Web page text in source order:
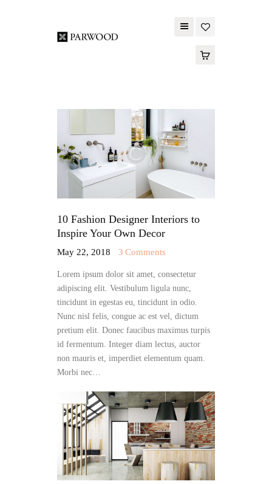
PARWOOD
WOOD FLOORING
SPC FLOORING
ACOUSTIC PANELS
OUTDOOR DECKING
PRODUCT
TOOLS AND
ACCESSORIES
10 Fashion Designer Interiors to
Inspire Your Own Decor
May 22, 2018 3 Comments
Lorem ipsum dolor sit amet, consectetur
adipiscing elit. Vestibulum ligula nunc,
tincidunt in egestas eu, tincidunt in odio.
Nunc nisl felis, congue ac est vel, dictum
pretium elit. Donec faucibus maximus turpis
id fermentum. Integer diam lectus, auctor
non mauris et, imperdiet elementum quam.
Morbi nec…